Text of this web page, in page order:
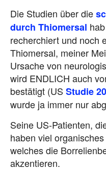
Die Studien über die
durch Thiomersal
recherchiert und noch
Thiomersal, meiner
Ursache von
wird ENDLICH auch
bestätigt (US Studie
wurde ja immer nur
Seine US-Patienten,
haben viel
welches die
akzentieren.